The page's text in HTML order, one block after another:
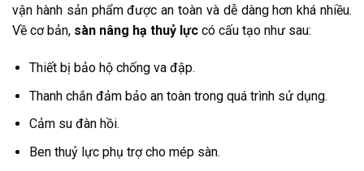
vận hành sản phẩm được an toàn và dễ dàng hơn khá nhiều.
Về cơ bản, sàn nâng hạ thuỷ lực có cấu tạo như sau:
Thiết bị bảo hộ chống va đập.
Thanh chắn đảm bảo an toàn trong quá trình sử dụng.
Cảm su đàn hồi.
Ben thuỷ lực phụ trợ cho mép sàn.